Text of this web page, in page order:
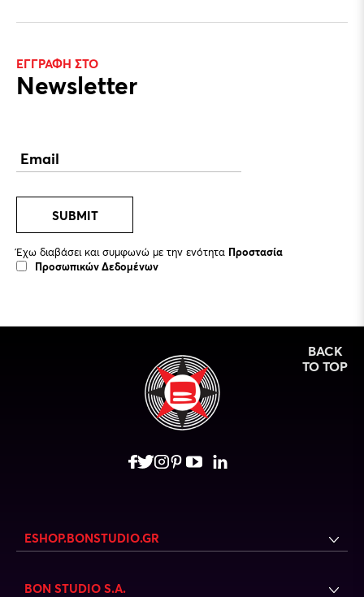
ΕΓΓΡΑΦΗ ΣΤΟ
Newsletter
SUBMIT
Έχω διαβάσει και συμφωνώ με την ενότητα Προστασία
Προσωπικών Δεδομένων
BACK
TO TOP
ESHOP.BONSTUDIO.GR
BON STUDIO S.A.